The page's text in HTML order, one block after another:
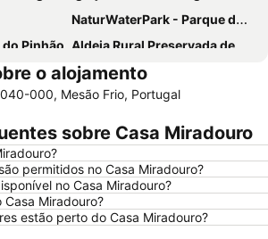
NaturWaterPark - Parque de Diversões do Douro
Pinhão Aldeia Rural Preservada de Quintandona
Centro Histórico de Guimarães
Igreja de Riba d'Ave
Régua
Igreja Matriz da Lixa
Aldeia da Pena
Ermelo
Parque Natural do Alvão
Castelo de Lamego
Pavilhão de Hóquei em Patins Riba de Ave Hóquei Clube
o alojamento
000, Mesão Frio, Portugal
sobre Casa Miradouro
permitidos no Casa Miradouro?
no Casa Miradouro?
Miradouro?
estão perto do Casa Miradouro?